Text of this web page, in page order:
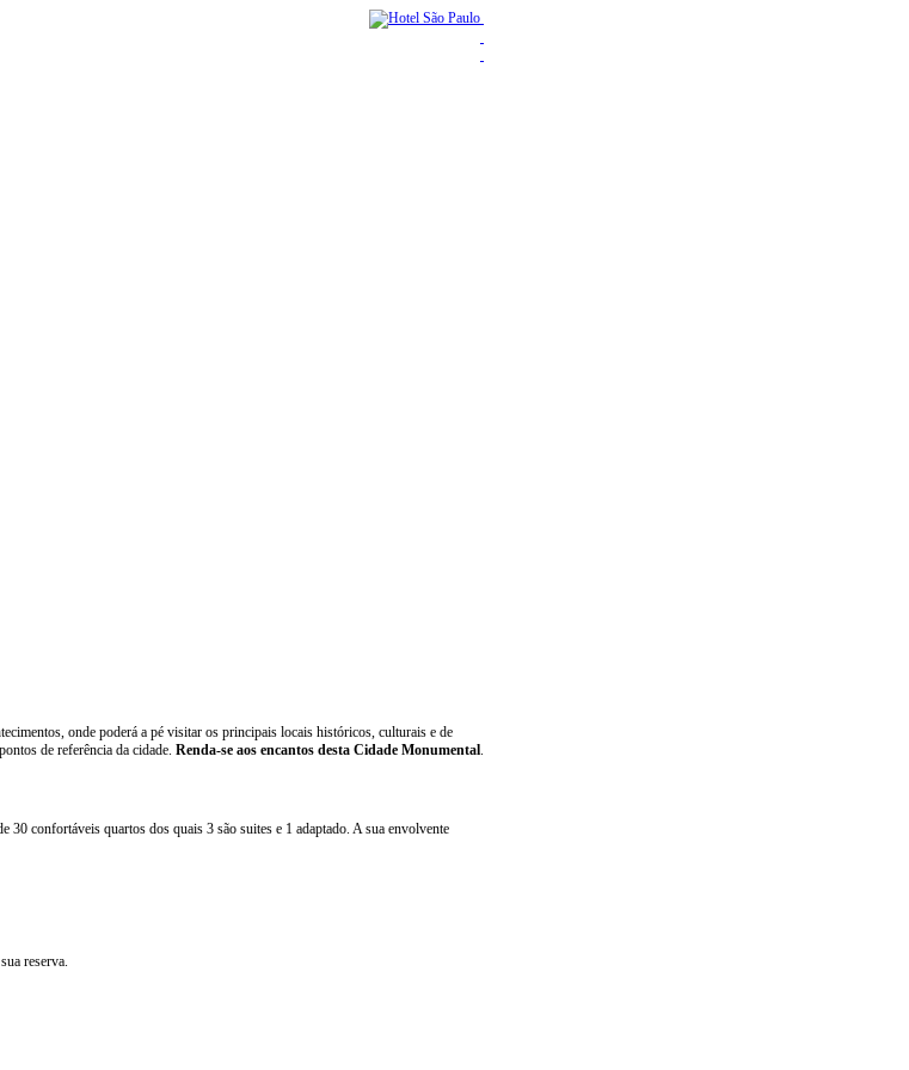
onde poderá a pé visitar os principais locais históricos, culturais e de
de referência da cidade. Renda-se aos encantos desta Cidade Monumental.
30 confortáveis quartos dos quais 3 são suites e 1 adaptado. A sua envolvente
reserva.